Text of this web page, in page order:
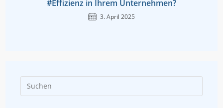
#Effizienz in Ihrem Unternehmen?
3. April 2025